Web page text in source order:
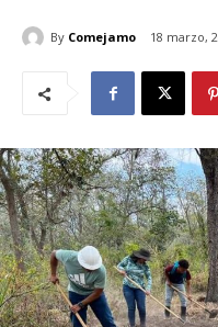
By Comejamo 18 marzo,